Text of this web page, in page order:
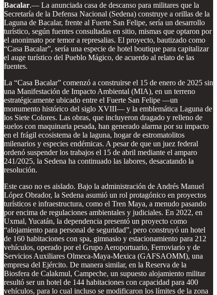
Bacalar.— La anunciada casa de descanso para militares que la
Secretaría de la Defensa Nacional (Sedena) construye a orillas de la
Laguna de Bacalar, frente al Fuerte San Felipe, sería un desarrollo
turístico, según fuentes consultadas en sitio, mismas que optaron por
el anonimato por temor a represalias. El proyecto, bautizado como
“Casa Bacalar”, sería una especie de hotel boutique para capitalizar
el auge turístico del Pueblo Mágico, de acuerdo al relato de las
fuentes.
La “Casa Bacalar” comenzó a construirse el 15 de enero de 2025 sin
una Manifestación de Impacto Ambiental (MIA), en un terreno
estratégicamente ubicado entre el Fuerte San Felipe —un
monumento histórico del siglo XVIII— y la emblemática Laguna de
los Siete Colores. Las obras, que incluyeron dragado y relleno de
suelos con maquinaria pesada, han generado alarma por su impacto
en el frágil ecosistema de la laguna, hogar de estromatolitos
milenarios y especies endémicas. A pesar de que un juez federal
ordenó suspender los trabajos el 15 de abril mediante el amparo
241/2025, la Sedena ha continuado las labores, desacatando la
resolución.
Este caso no es aislado. Bajo la administración de Andrés Manuel
López Obrador, la Sedena asumió un rol protagónico en proyectos
turísticos e infraestructura, como el Tren Maya, a menudo pasando
por encima de regulaciones ambientales y judiciales. En 2022, en
Uxmal, Yucatán, la dependencia presentó un proyecto como
“alojamiento para personal de seguridad”, pero construyó un hotel
de 160 habitaciones con spa, gimnasio y estacionamiento para 212
vehículos, operado por el Grupo Aeroportuario, Ferroviario y de
Servicios Auxiliares Olmeca-Maya-Mexica (GAFSAOMM), una
empresa del Ejército. De manera similar, en la Reserva de la
Biosfera de Calakmul, Campeche, un supuesto alojamiento militar
resultó ser un hotel de 144 habitaciones con capacidad para 400
vehículos, para lo cual incluso se modificaron los límites de la zona